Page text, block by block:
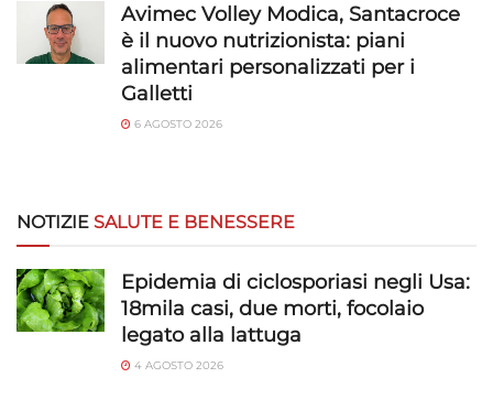
Avimec Volley Modica, Santacroce
è il nuovo nutrizionista: piani
alimentari personalizzati per i
Galletti
6 AGOSTO 2026
NOTIZIE SALUTE E BENESSERE
Epidemia di ciclosporiasi negli Usa:
18mila casi, due morti, focolaio
legato alla lattuga
4 AGOSTO 2026